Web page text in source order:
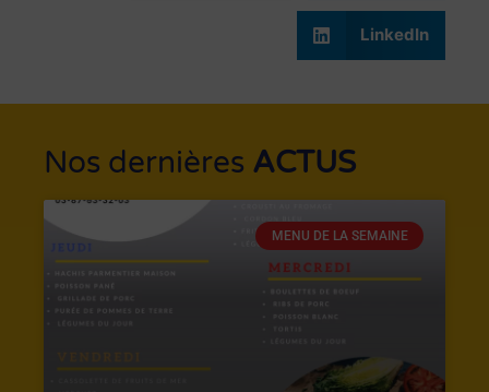
LinkedIn
Nos dernières ACTUS
MENU DE LA SEMAINE